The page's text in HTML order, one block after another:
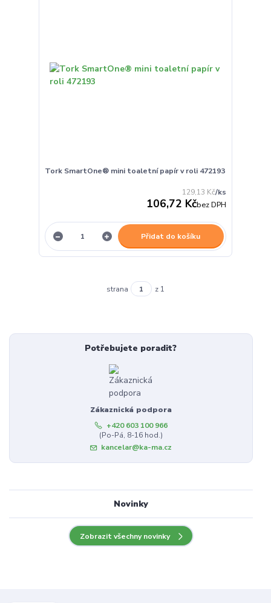
Tork SmartOne® mini toaletní papír v roli 472193
129,13 Kč/ks
106,72 Kčbez DPH
Přidat do košíku
strana z 1
Potřebujete poradit?
Zákaznická podpora
+420 603 100 966
(Po-Pá, 8-16 hod.)
kancelar@ka-ma.cz
Novinky
Zobrazit všechny novinky